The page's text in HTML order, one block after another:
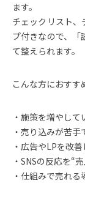
ます。
チェックリスト
プ付きなので、「
て整えられます。
こんな方におすす
・施策を増やし
・売り込みが苦
・広告やLPを改
・SNSの反応を“
・仕組みで売れ